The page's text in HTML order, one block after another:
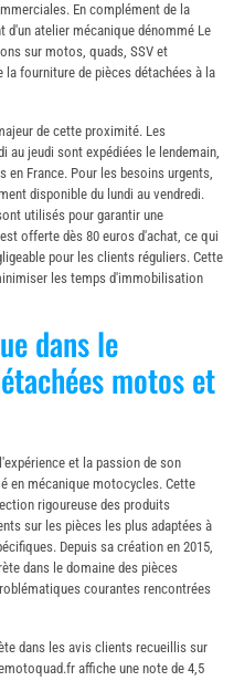
En complément de la
d'un atelier mécanique dénommé Le
sur motos, quads, SSV et
fourniture de pièces détachées à la
de cette proximité. Les
au jeudi sont expédiées le lendemain,
en France. Pour les besoins urgents,
disponible du lundi au vendredi.
utilisés pour garantir une
offerte dès 80 euros d'achat, ce qui
pour les clients réguliers. Cette
les temps d'immobilisation
dans le
motos et
et la passion de son
en mécanique motocycles. Cette
rigoureuse des produits
sur les pièces les plus adaptées à
Depuis sa création en 2015,
dans le domaine des pièces
courantes rencontrées
dans les avis clients recueillis sur
affiche une note de 4,5